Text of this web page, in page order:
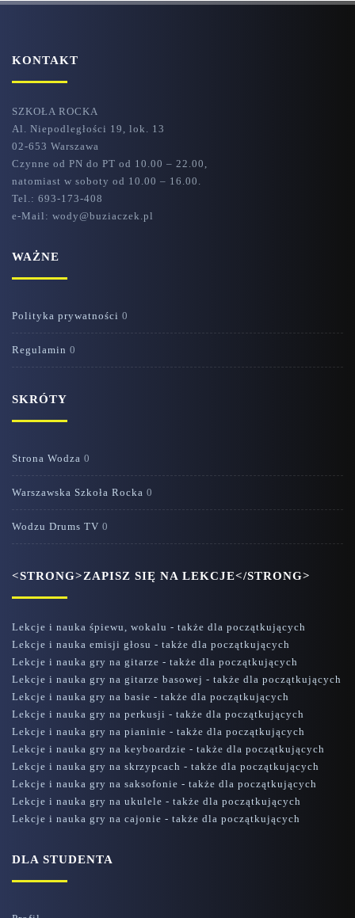
KONTAKT
SZKOŁA ROCKA
Al. Niepodległości 19, lok. 13
02-653 Warszawa
Czynne od PN do PT od 10.00 – 22.00,
natomiast w soboty od 10.00 – 16.00.
Tel.: 693-173-408
e-Mail: wody@buziaczek.pl
WAŻNE
Polityka prywatności 0
Regulamin 0
SKRÓTY
Strona Wodza 0
Warszawska Szkoła Rocka 0
Wodzu Drums TV 0
<STRONG>ZAPISZ SIĘ NA LEKCJE</STRONG>
Lekcje i nauka śpiewu, wokalu - także dla początkujących
Lekcje i nauka emisji głosu - także dla początkujących
Lekcje i nauka gry na gitarze - także dla początkujących
Lekcje i nauka gry na gitarze basowej - także dla początkujących
Lekcje i nauka gry na basie - także dla początkujących
Lekcje i nauka gry na perkusji - także dla początkujących
Lekcje i nauka gry na pianinie - także dla początkujących
Lekcje i nauka gry na keyboardzie - także dla początkujących
Lekcje i nauka gry na skrzypcach - także dla początkujących
Lekcje i nauka gry na saksofonie - także dla początkujących
Lekcje i nauka gry na ukulele - także dla początkujących
Lekcje i nauka gry na cajonie - także dla początkujących
DLA STUDENTA